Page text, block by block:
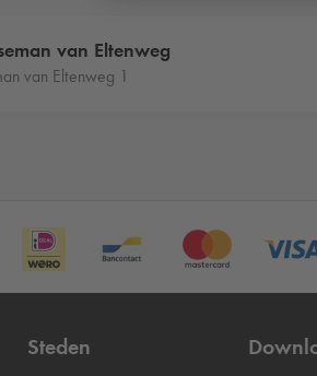
van Eltenweg
van Eltenweg 1
Steden